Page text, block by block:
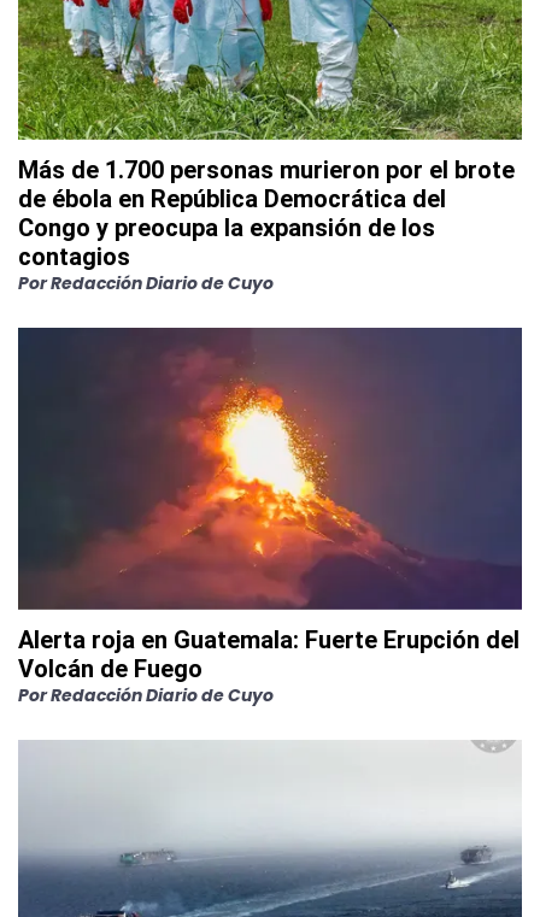
Más de 1.700 personas murieron por el brote
de ébola en República Democrática del
Congo y preocupa la expansión de los
contagios
PorRedacción Diario de Cuyo
Alerta roja en Guatemala: Fuerte Erupción del
Volcán de Fuego
PorRedacción Diario de Cuyo